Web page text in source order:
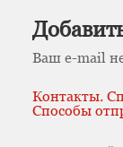
Ваш e-mail
Контакты.
Способы